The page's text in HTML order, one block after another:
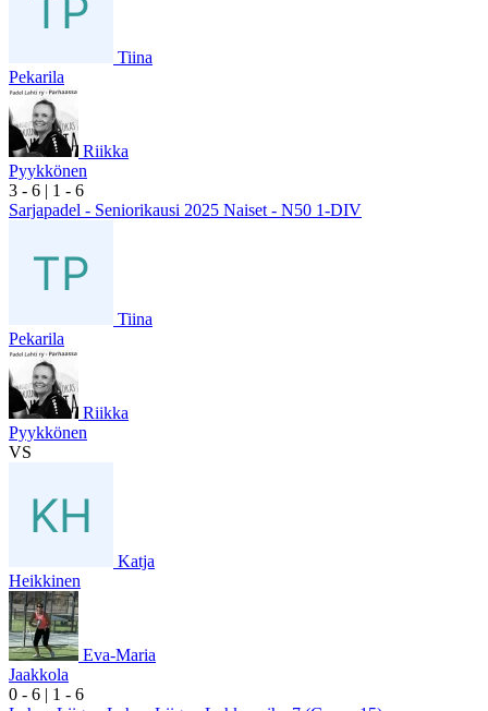
Tiina
Pekarila
Riikka
Pyykkönen
3 - 6 | 1 - 6
Sarjapadel - Seniorikausi 2025 Naiset - N50 1-DIV
Tiina
Pekarila
Riikka
Pyykkönen
VS
Katja
Heikkinen
Eva-Maria
Jaakkola
0 - 6 | 1 - 6